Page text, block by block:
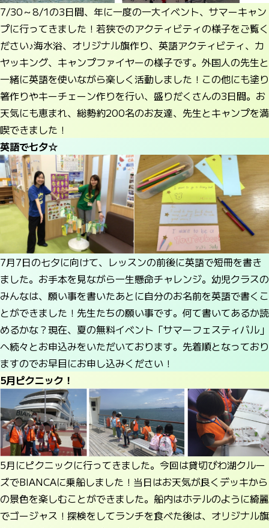
7/30～8/1の3日間、年に一度の一大イベント、サマーキャン
プに行ってきました！若狭でのアクティビティの様子をご覧く
ださい♪海水浴、オリジナル旗作り、英語アクティビティ、カ
ヤッキング、キャンプファイヤーの様子です。外国人の先生と
一緒に英語を使いながら楽しく活動しました！この他にも塗り
箸作りやキーチェーン作りを行い、盛りだくさんの3日間。お
天気にも恵まれ、総勢約200名のお友達、先生とキャンプを満
喫できました！
英語で七夕☆
7月7日の七夕に向けて、レッスンの前後に英語で短冊を書き
ました。お手本を見ながら一生懸命チャレンジ。幼児クラスの
みんなは、願い事を書いたあとに自分のお名前を英語で書くこ
とができました！先生たちの願い事です。何て書いてあるか読
めるかな？現在、夏の無料イベント「サマーフェスティバル」
へ続々とお申込みをいただいております。先着順となっており
ますのでお早目にお申し込みください！
5月ピクニック！
5月にピクニックに行ってきました。今回は貸切びわ湖クルー
ズでBIANCAに乗船しました！当日はお天気が良くデッキから
の景色を楽しむことができました。船内はホテルのように綺麗
でゴージャス！探検をしてランチを食べた後は、オリジナル旗